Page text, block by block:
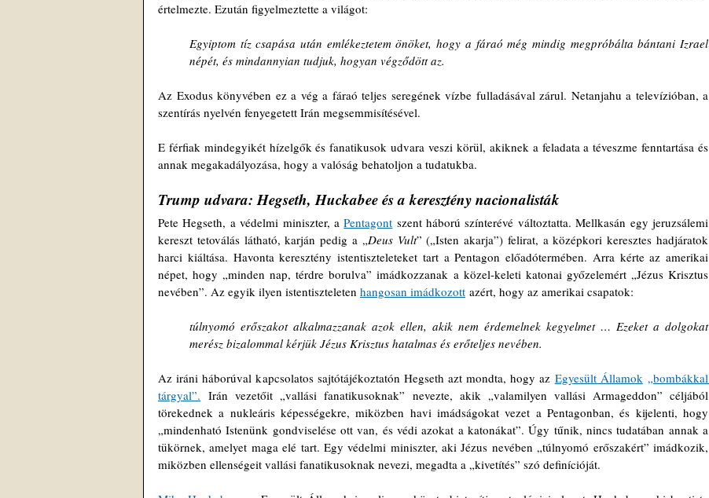
értelmezte. Ezután figyelmeztette a világot:
Egyiptom tíz csapása után emlékeztetem önöket, hogy a fáraó még mindig megpróbálta bántani Izrael
népét, és mindannyian tudjuk, hogyan végződött az.
Az Exodus könyvében ez a vég a fáraó teljes seregének vízbe fulladásával zárul. Netanjahu a televízióban, a
szentírás nyelvén fenyegetett Irán megsemmisítésével.
E férfiak mindegyikét hízelgők és fanatikusok udvara veszi körül, akiknek a feladata a téveszme fenntartása és
annak megakadályozása, hogy a valóság behatoljon a tudatukba.
Trump udvara: Hegseth, Huckabee és a keresztény nacionalisták
Pete Hegseth, a védelmi miniszter, a Pentagont szent háború színterévé változtatta. Mellkasán egy jeruzsálemi
kereszt tetoválás látható, karján pedig a „Deus Vult” („Isten akarja”) felirat, a középkori keresztes hadjáratok
harci kiáltása. Havonta keresztény istentiszteleteket tart a Pentagon előadótermében. Arra kérte az amerikai
népet, hogy „minden nap, térdre borulva” imádkozzanak a közel-keleti katonai győzelemért „Jézus Krisztus
nevében”. Az egyik ilyen istentiszteleten hangosan imádkozott azért, hogy az amerikai csapatok:
túlnyomó erőszakot alkalmazzanak azok ellen, akik nem érdemelnek kegyelmet … Ezeket a dolgokat
merész bizalommal kérjük Jézus Krisztus hatalmas és erőteljes nevében.
Az iráni háborúval kapcsolatos sajtótájékoztatón Hegseth azt mondta, hogy az Egyesült Államok „bombákkal
tárgyal”. Irán vezetőit „vallási fanatikusoknak” nevezte, akik „valamilyen vallási Armageddon” céljából
törekednek a nukleáris képességekre, miközben havi imádságokat vezet a Pentagonban, és kijelenti, hogy
„mindenható Istenünk gondviselése ott van, és védi azokat a katonákat”. Úgy tűnik, nincs tudatában annak a
tükörnek, amelyet maga elé tart. Egy védelmi miniszter, aki Jézus nevében „túlnyomó erőszakért” imádkozik,
miközben ellenségeit vallási fanatikusoknak nevezi, megadta a „kivetítés” szó definícióját.